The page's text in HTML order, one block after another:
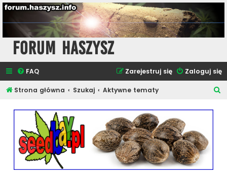
Forum Haszysz
FAQ Zaloguj się
Zarejestruj się
Strona główna Szukaj Aktywne tematy